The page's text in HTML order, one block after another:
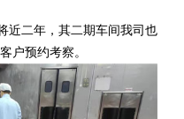
二年，其二期车间我司也
户预约考察。